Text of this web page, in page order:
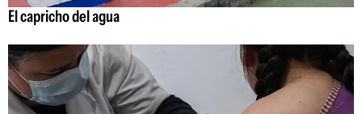
El capricho del agua